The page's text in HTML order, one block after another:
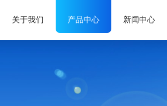
关于我们 产品中心 新闻中心